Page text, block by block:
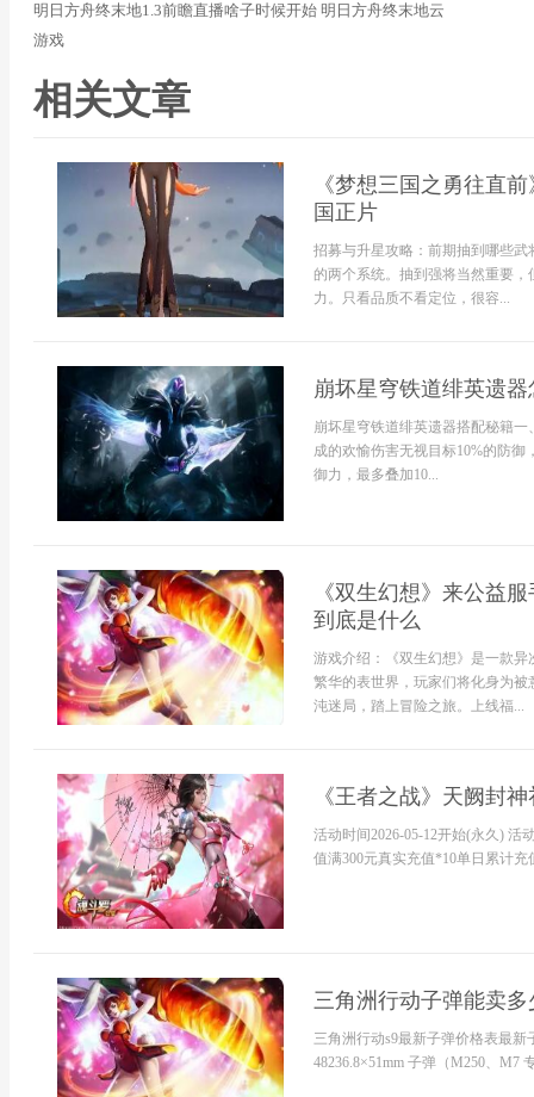
明日方舟终末地1.3前瞻直播啥子时候开始 明日方舟终末地云
游戏
相关文章
《梦想三国之勇往直
国正片
招募与升星攻略：前期抽到哪些
的两个系统。抽到强将当然重要
力。只看品质不看定位，很容...
崩坏星穹铁道绯英遗
崩坏星穹铁道绯英遗器搭配秘籍
成的欢愉伤害无视目标10%的防
御力，最多叠加10...
《双生幻想》来公益
到底是什么
游戏介绍：《双生幻想》是一款
繁华的表世界，玩家们将化身为
沌迷局，踏上冒险之旅。上线福...
《王者之战》天阙封
活动时间2026-05-12开始(永久) 活
值满300元真实充值*10单日累计充
三角洲行动子弹能卖
三角洲行动s9最新子弹价格表最新
48236.8×51mm 子弹（M250、M7